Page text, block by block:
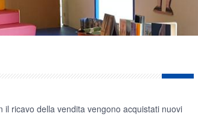
ricavo della vendita vengono acquistati nuovi